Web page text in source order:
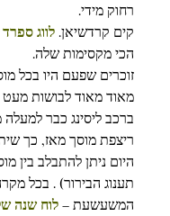
רחוק מידי.
קים קרדשיאן. לווג ספרד
הכי מקסימות שלה.
זוכרים שפעם היו בכל
מאוד מאוד לבושות מעט
ברכב ליסינג כבר
ריצפת מוסך מאז, כך
היום ניתן להתבלב בין
תענוג הבירור) . בכל
המשעשעת – לוח שנה של